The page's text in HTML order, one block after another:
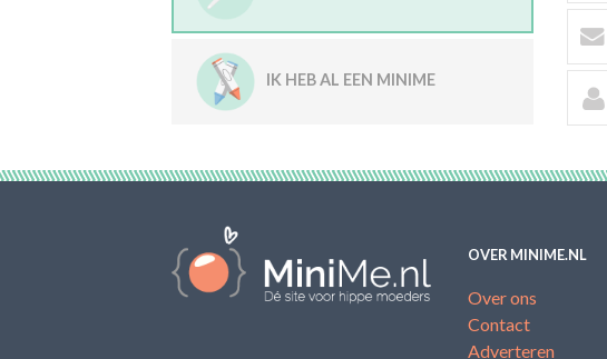
IK HEB AL EEN MINIME
OVER MINIME.NL
Over ons
Contact
Adverteren